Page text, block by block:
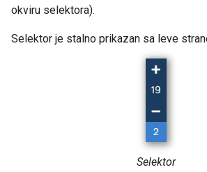
okviru selektora).
Selektor je stalno prikazan sa leve
Selektor